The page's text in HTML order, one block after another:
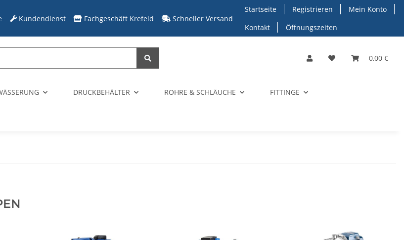
Kundendienst Fachgeschäft Krefeld Schneller Versand
Startseite Registrieren
Mein Konto
Kontakt
Öffnungszeiten
0,00 €
DRUCKBEHÄLTER ROHRE & SCHLÄUCHE FITTINGE